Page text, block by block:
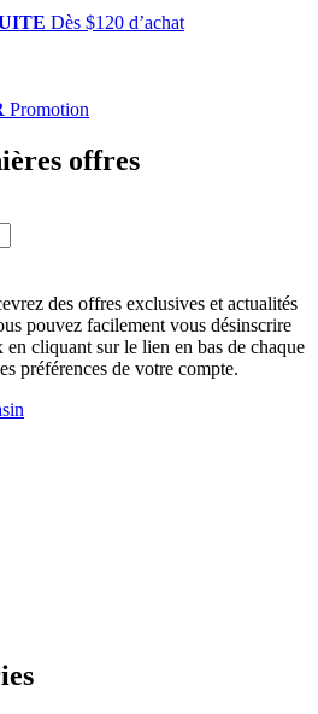
Dès $120 d’achat
Promotion
offres
des offres exclusives et actualités
pouvez facilement vous désinscrire
cliquant sur le lien en bas de chaque
préférences de votre compte.